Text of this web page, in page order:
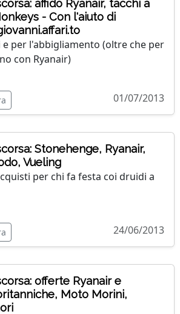
affido Ryanair, tacchi a
- Con l'aiuto di
e per l'abbigliamento (oltre che per
con Ryanair)
01/07/2013
Stonehenge, Ryanair,
Vueling
per chi fa festa coi druidi a
24/06/2013
offerte Ryanair e
Moto Morini,